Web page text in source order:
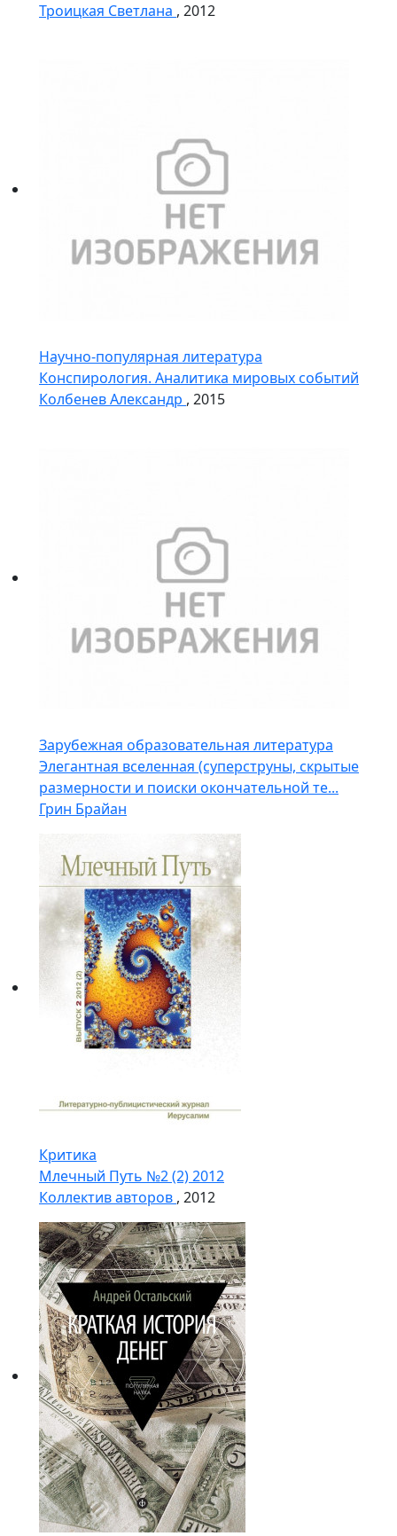
Троицкая Светлана , 2012
Научно-популярная литература
Конспирология. Аналитика мировых событий
Колбенев Александр , 2015
Зарубежная образовательная литература
Элегантная вселенная (суперструны, скрытые
размерности и поиски окончательной те...
Грин Брайан
Критика
Млечный Путь №2 (2) 2012
Коллектив авторов , 2012